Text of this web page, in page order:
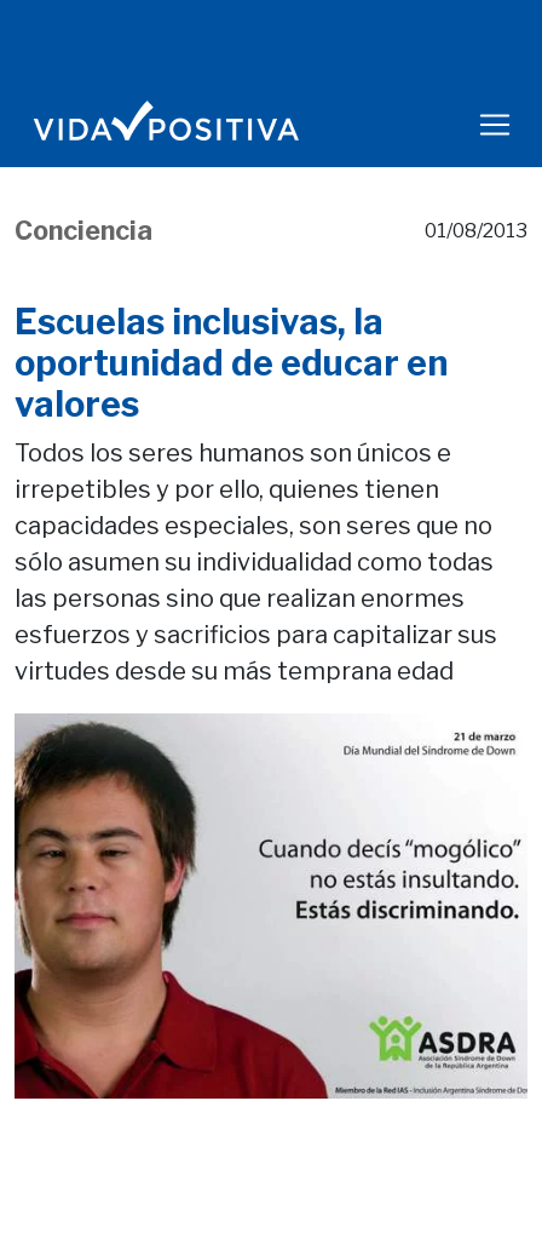
Conciencia 01/08/2013
Escuelas inclusivas, la
oportunidad de educar en
valores
Todos los seres humanos son únicos e
irrepetibles y por ello, quienes tienen
capacidades especiales, son seres que no
sólo asumen su individualidad como todas
las personas sino que realizan enormes
esfuerzos y sacrificios para capitalizar sus
virtudes desde su más temprana edad